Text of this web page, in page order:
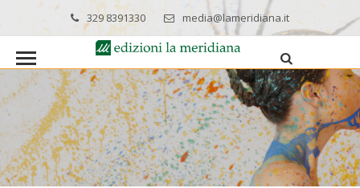
329 8391330 media@lameridiana.it